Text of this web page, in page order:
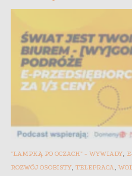
"LAMPKĄ PO OCZACH" - WYWIADY,
ROZWÓJ OSOBISTY, TELEPRACA,